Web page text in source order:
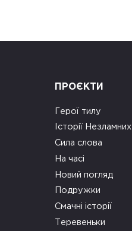
ПРОЄКТИ
Герої тилу
Історії Незламних
Сила слова
На часі
Новий погляд
Подружки
Смачні історії
Теревеньки